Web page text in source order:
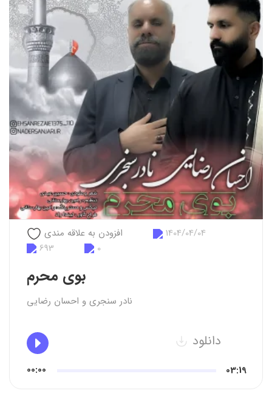
افزودن به علاقه مندی
1404/04/04
693
0
بوی محرم
نادر سنجری و احسان رضایی
00:00 03:19
دانلود